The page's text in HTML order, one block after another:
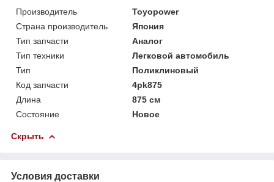
Производитель
Toyopower
Страна производитель
Япония
Тип запчасти
Аналог
Тип техники
Легковой автомобиль
Тип
Поликлиновый
Код запчасти
4pk875
Длина
875 см
Состояние
Новое
Скрыть
Условия доставки